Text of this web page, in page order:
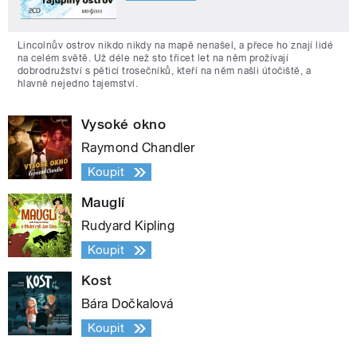
Lincolnův ostrov nikdo nikdy na mapě nenašel, a přece ho znají lidé
na celém světě. Už déle než sto třicet let na něm prožívají
dobrodružství s pěticí trosečníků, kteří na něm našli útočiště, a
hlavně nejedno tajemství.
Vysoké okno
Raymond Chandler
Koupit
Mauglí
Rudyard Kipling
Koupit
Kost
Bára Dočkalová
Koupit